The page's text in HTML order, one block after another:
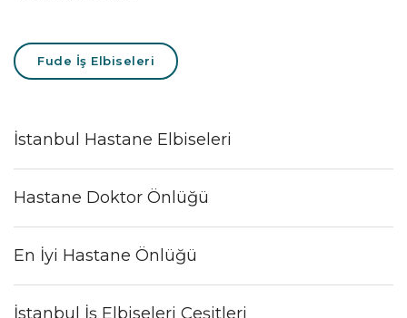
Fude İş Elbiseleri
İstanbul Hastane Elbiseleri
Hastane Doktor Önlüğü
En İyi Hastane Önlüğü
İstanbul İş Elbiseleri Çeşitleri